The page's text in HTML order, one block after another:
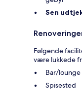
Sen
Følgende
være lukkede
Bar/lounge
Spisested